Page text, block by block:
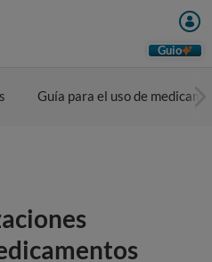
Guio
Guía para el uso de